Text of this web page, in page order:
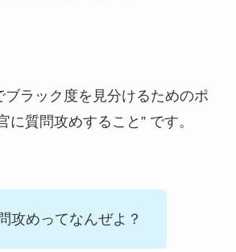
ブラック度を見分けるためのポ
に質問攻めすること” です。
攻めってなんぜよ？